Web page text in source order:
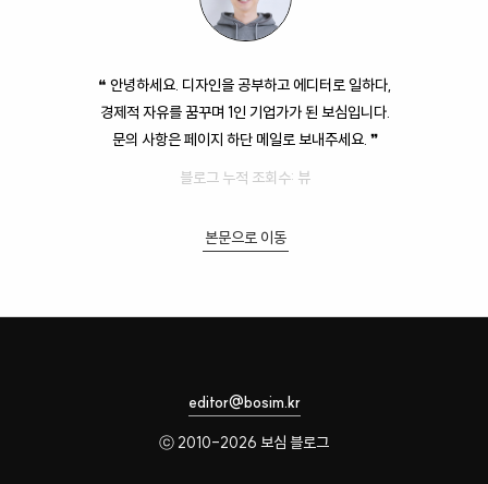
❝ 안녕하세요. 디자인을 공부하고 에디터로 일하다,
경제적 자유를 꿈꾸며 1인 기업가가 된 보심입니다.
문의 사항은 페이지 하단 메일로 보내주세요. ❞
블로그 누적 조회수: 뷰
본문으로 이동
editor@bosim.kr
ⓒ 2010-2026 보심 블로그